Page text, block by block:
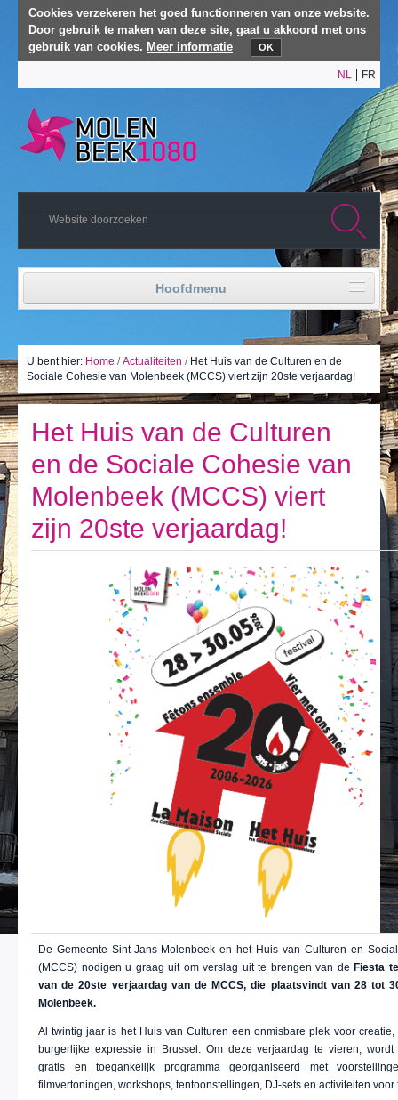
Cookies verzekeren het goed functionneren van onze website.
Door gebruik te maken van deze site, gaat u akkoord met ons
gebruik van cookies. Meer informatie OK
NL FR
Hoofdmenu
Politiek leven
Ik leef
Ik bezoek
Publicaties
E-loket / Afspraak maken
U bent hier: Home /Actualiteiten / Het Huis van de Culturen en de
Sociale Cohesie van Molenbeek (MCCS) viert zijn 20ste verjaardag!
Het Huis van de Culturen
en de Sociale Cohesie van
Molenbeek (MCCS) viert
zijn 20ste verjaardag!
De Gemeente Sint-Jans-Molenbeek en het Huis van Culturen en
(MCCS) nodigen u graag uit om verslag uit te brengen van de Fiesta
van de 20ste verjaardag van de MCCS, die plaatsvindt van 28 tot
Molenbeek.
Al twintig jaar is het Huis van Culturen een onmisbare plek voor creatie,
burgerlijke expressie in Brussel. Om deze verjaardag te vieren, wordt
gratis en toegankelijk programma georganiseerd met
filmvertoningen, workshops, tentoonstellingen, DJ-sets en activiteiten voor